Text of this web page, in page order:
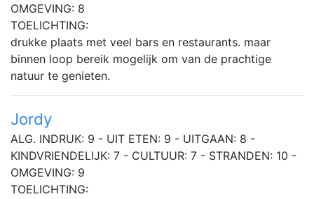
OMGEVING: 8
TOELICHTING:
drukke plaats met veel bars en restaurants. maar
binnen loop bereik mogelijk om van de prachtige
natuur te genieten.
Jordy
ALG. INDRUK: 9 - UIT ETEN: 9 - UITGAAN: 8 -
KINDVRIENDELIJK: 7 - CULTUUR: 7 - STRANDEN: 10 -
OMGEVING: 9
TOELICHTING: